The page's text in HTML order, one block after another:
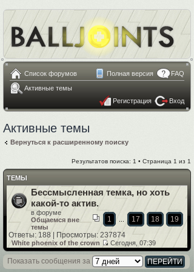
Список форумов FAQ
Полная версия
Активные темы
Регистрация
Вход
Активные темы
Вернуться к расширенному поиску
Результатов поиска: 1 • Страница 1 из 1
ТЕМЫ
Бессмысленная темка, но хоть
какой-то актив.
1 17 18 19
в форуме
Общаемся вне
темы
Ответы: 188 | Просмотры: 237874
White phoenix of the crown Сегодня, 07:39
Показать сообщения за